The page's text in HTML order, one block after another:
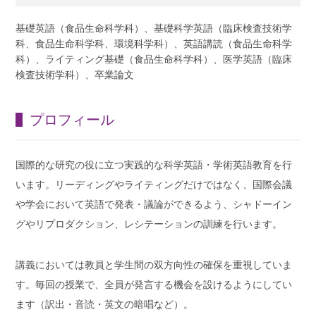
基礎英語（食品生命科学科）、基礎科学英語（臨床検査技術学
科、食品生命科学科、環境科学科）、英語講読（食品生命科学
科）、ライティング基礎（食品生命科学科）、医学英語（臨床
検査技術学科）、卒業論文
プロフィール
国際的な研究の役に立つ実践的な科学英語・学術英語教育を行
います。リーディングやライティングだけではなく、国際会議
や学会において英語で発表・議論ができるよう、シャドーイン
グやリプロダクション、レシテーションの訓練を行います。
講義においては教員と学生間の双方向性の確保を重視していま
す。毎回の授業で、全員が発言する機会を設けるようにしてい
ます（訳出・音読・英文の暗唱など）。